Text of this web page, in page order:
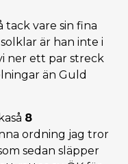
tack vare sin fina
är han inte i
ner ett par streck
än Guld
8
ordning jag tror
sedan släpper